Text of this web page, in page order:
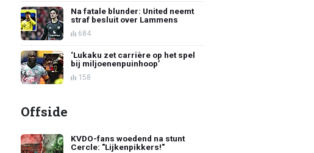
Na fatale blunder: United neemt
straf besluit over Lammens
684
‘Lukaku zet carrière op het spel
bij miljoenenpuinhoop’
158
Offside
KVDO-fans woedend na stunt
Cercle: "Lijkenpikkers!"